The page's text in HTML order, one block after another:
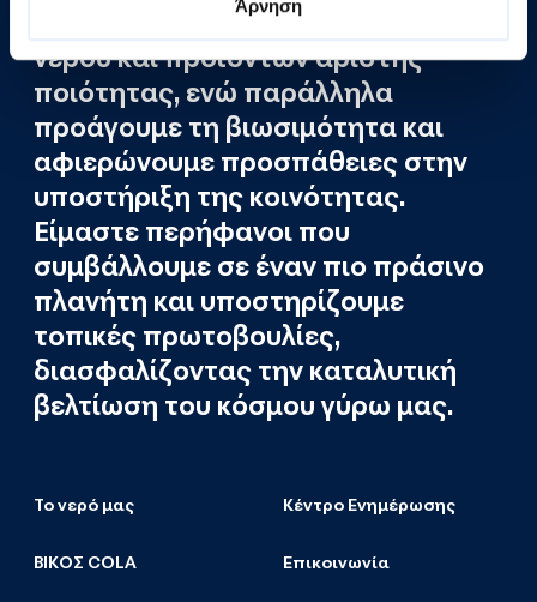
Άρνηση
παραγωγή φυσικού μεταλλικού
νερού και προϊόντων άριστης
ποιότητας, ενώ παράλληλα
προάγουμε τη βιωσιμότητα και
αφιερώνουμε προσπάθειες στην
υποστήριξη της κοινότητας.
Είμαστε περήφανοι που
συμβάλλουμε σε έναν πιο πράσινο
πλανήτη και υποστηρίζουμε
τοπικές πρωτοβουλίες,
διασφαλίζοντας την καταλυτική
βελτίωση του κόσμου γύρω μας.
Το νερό μας
ΒΙΚΟΣ COLA
Κέντρο Ενημέρωσης
Επικοινωνία